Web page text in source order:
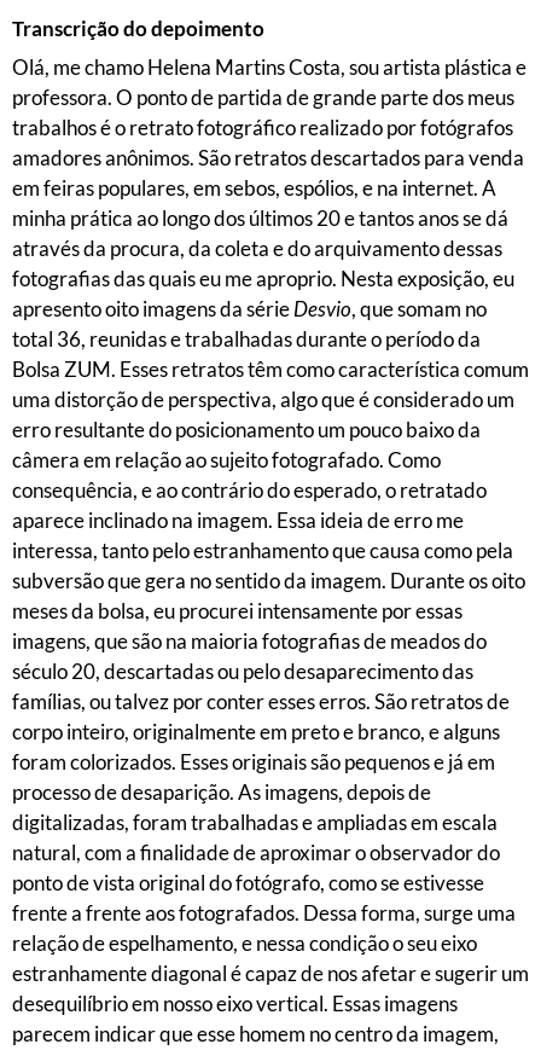
Transcrição do depoimento
Olá, me chamo Helena Martins Costa, sou artista plástica e
professora. O ponto de partida de grande parte dos meus
trabalhos é o retrato fotográfico realizado por fotógrafos
amadores anônimos. São retratos descartados para venda
em feiras populares, em sebos, espólios, e na internet. A
minha prática ao longo dos últimos 20 e tantos anos se dá
através da procura, da coleta e do arquivamento dessas
fotografias das quais eu me aproprio. Nesta exposição, eu
apresento oito imagens da sérieDesvio, que somam no
total 36, reunidas e trabalhadas durante o período da
Bolsa ZUM. Esses retratos têm como característica comum
uma distorção de perspectiva, algo que é considerado um
erro resultante do posicionamento um pouco baixo da
câmera em relação ao sujeito fotografado. Como
consequência, e ao contrário do esperado, o retratado
aparece inclinado na imagem. Essa ideia de erro me
interessa, tanto pelo estranhamento que causa como pela
subversão que gera no sentido da imagem. Durante os oito
meses da bolsa, eu procurei intensamente por essas
imagens, que são na maioria fotografias de meados do
século 20, descartadas ou pelo desaparecimento das
famílias, ou talvez por conter esses erros. São retratos de
corpo inteiro, originalmente em preto e branco, e alguns
foram colorizados. Esses originais são pequenos e já em
processo de desaparição. As imagens, depois de
digitalizadas, foram trabalhadas e ampliadas em escala
natural, com a finalidade de aproximar o observador do
ponto de vista original do fotógrafo, como se estivesse
frente a frente aos fotografados. Dessa forma, surge uma
relação de espelhamento, e nessa condição o seu eixo
estranhamente diagonal é capaz de nos afetar e sugerir um
desequilíbrio em nosso eixo vertical. Essas imagens
parecem indicar que esse homem no centro da imagem,